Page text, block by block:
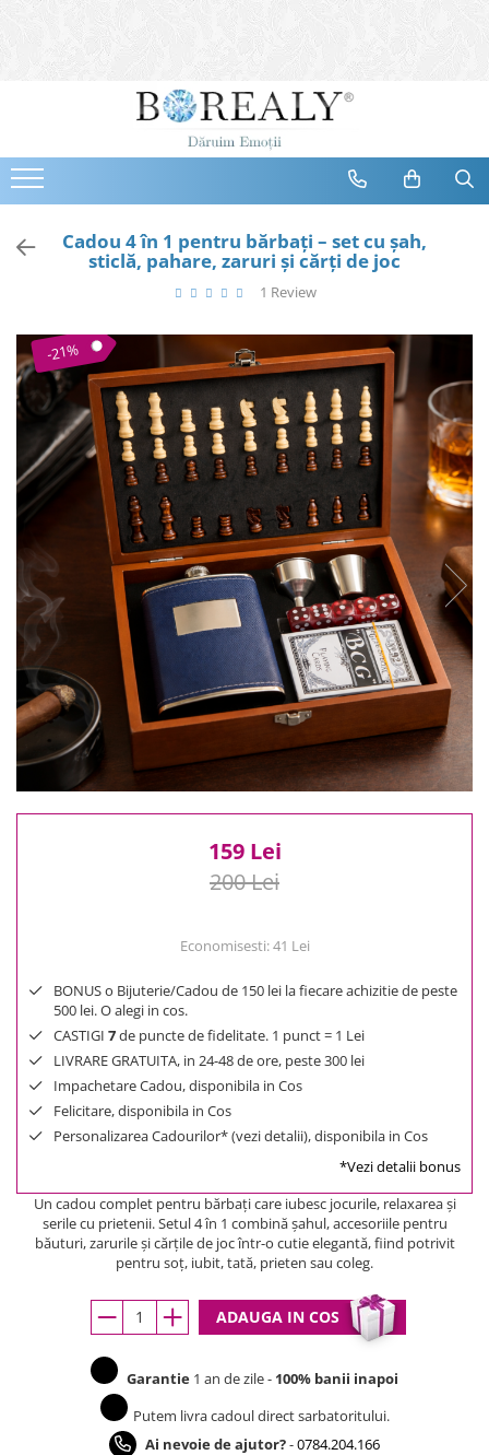
Bijuterii
Cercei
Bratari
Coliere
Destinatari
Bijuterii Femei
Bijuterii Copii
Bijuterii Mirese
Selectii
Reduceri
Cele mai noi
Cele mai vandute
Cele mai votate
Cu video
Pret
0 Lei - 100 Lei
100 Lei - 200 Lei
200 Lei - 300 Lei
300 Lei - 500 Lei
500 Lei - 1000 Lei
1000 Lei +
Cadou 4 în 1 pentru bărbați – set cu șah,
sticlă, pahare, zaruri și cărți de joc
1 Review
-21%
159 Lei
200 Lei
Economisesti:41 Lei
BONUS o Bijuterie/Cadou de 150 lei la fiecare achizitie de peste
500 lei. O alegi in cos.
CASTIGI 7de puncte de fidelitate. 1 punct = 1 Lei
LIVRARE GRATUITA, in 24-48 de ore, peste 300 lei
Impachetare Cadou, disponibila in Cos
Felicitare, disponibila in Cos
Personalizarea Cadourilor* (vezi detalii), disponibila in Cos
*Vezi detalii bonus
Un cadou complet pentru bărbați care iubesc jocurile, relaxarea și
serile cu prietenii. Setul 4 în 1 combină șahul, accesoriile pentru
băuturi, zarurile și cărțile de joc într-o cutie elegantă, fiind potrivit
pentru soț, iubit, tată, prieten sau coleg.
ADAUGA IN COS
Garantie 1 an de zile - 100% banii inapoi
Putem livra cadoul direct sarbatoritului.
Ai nevoie de ajutor?-0784.204.166